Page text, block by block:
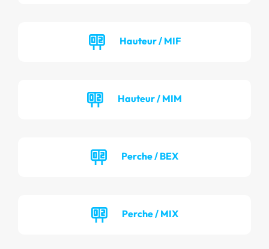
Hauteur / MIF
Hauteur / MIM
Perche / BEX
Perche / MIX